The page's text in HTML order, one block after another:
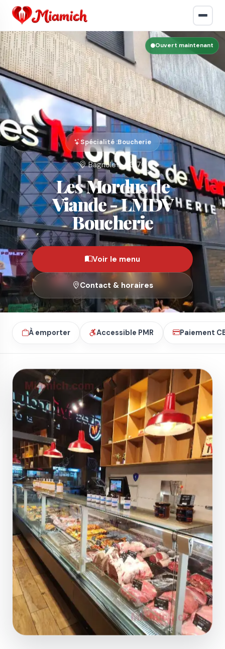
Ouvert maintenant
Spécialité :Boucherie
Bagnolet · 93170
Les Mordus de
Viande - LMDV
Boucherie
Voir le menu
Contact & horaires
À emporter Accessible PMR Paiement